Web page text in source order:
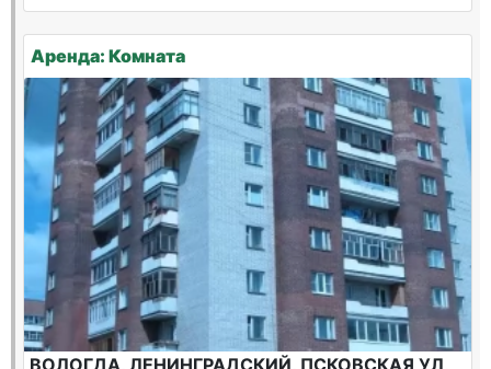
Аренда: Комната
ВОЛОГДА, ЛЕНИНГРАДСКИЙ, ПСКОВСКАЯ УЛ,